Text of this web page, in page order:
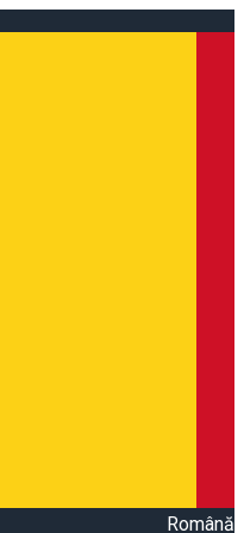
Română